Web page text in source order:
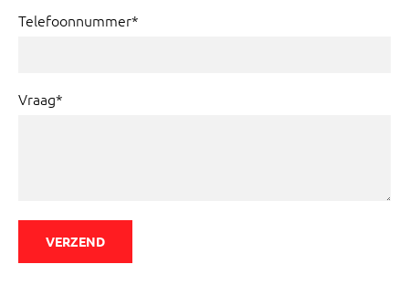
Telefoonnummer*
Vraag*
VERZEND